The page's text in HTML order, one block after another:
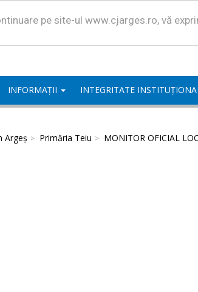
pe site-ul www.cjarges.ro, vă
INFORMAȚII INTEGRITATE
Argeș Primăria Teiu MONITOR OFICIAL